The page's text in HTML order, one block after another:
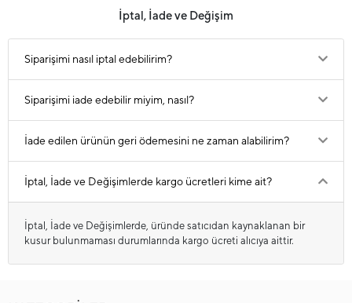
İptal, İade ve Değişim
Siparişimi nasıl iptal edebilirim?
Siparişimi iade edebilir miyim, nasıl?
İade edilen ürünün geri ödemesini ne zaman alabilirim?
İptal, İade ve Değişimlerde kargo ücretleri kime ait?
İptal, İade ve Değişimlerde, üründe satıcıdan kaynaklanan bir
kusur bulunmaması durumlarında kargo ücreti alıcıya aittir.